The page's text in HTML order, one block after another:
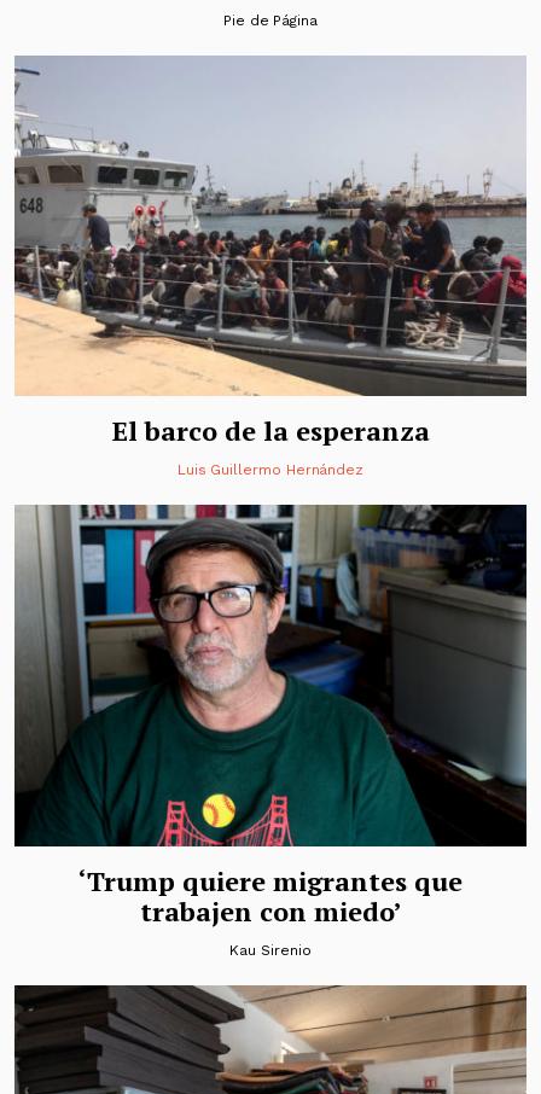
Pie de Página
El barco de la esperanza
Luis Guillermo Hernández
‘Trump quiere migrantes que
trabajen con miedo’
Kau Sirenio